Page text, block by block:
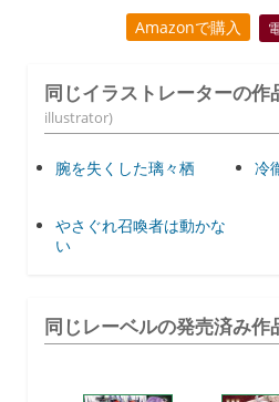
Amazonで購入
同じイラストレーターの作
illustrator)
腕を失くした璃々栖 冷
やさぐれ召喚者は動かな
い
同じレーベルの発売済み作